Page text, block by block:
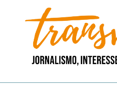
conteúdo